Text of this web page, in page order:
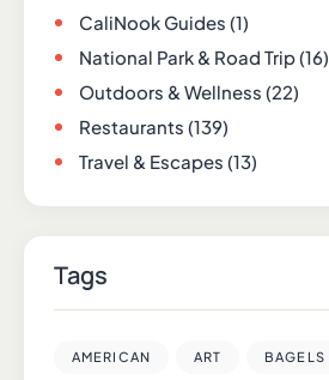
CaliNook Guides (1)
National Park & Road Trip(16)
Outdoors & Wellness (22)
Restaurants (139)
Travel & Escapes (13)
Tags
AMERICAN ART BAGELS